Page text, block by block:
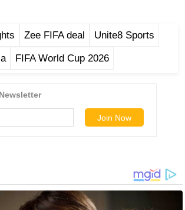
Zee FIFA deal Unite8 Sports
FIFA World Cup 2026